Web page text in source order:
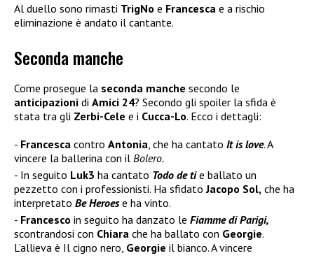
Al duello sono rimasti TrigNo e Francesca e a rischio
eliminazione è andato il cantante.
Seconda manche
Come prosegue la seconda manche secondo le
anticipazioni di Amici 24? Secondo gli spoiler la sfida è
stata tra gli Zerbi-Cele e i Cucca-Lo. Ecco i dettagli:
Francesca contro Antonia, che ha cantato It is love. A
vincere la ballerina con il Bolero.
In seguito Luk3 ha cantato Todo de tie ballato un
pezzetto con i professionisti. Ha sfidatoJacopo Sol, che ha
interpretato Be Heroese ha vinto.
Francesco in seguito ha danzato le Fiamme di Parigi,
scontrandosi con Chiara che ha ballato con Georgie.
L’allieva è Il cigno nero, Georgie il bianco. A vincere